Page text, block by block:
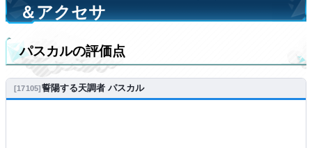
＆アクセサ
パスカルの評価点
17105 誓陽する天調者 パスカル